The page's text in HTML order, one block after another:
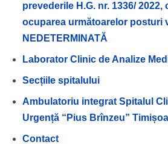
prevederile H.G. nr. 1336/
ocuparea următoarelor posturi
NEDETERMINATĂ
Laborator Clinic de Analize
Secțiile spitalului
Ambulatoriu integrat Spitalul
Urgență “Pius Brînzeu”
Contact